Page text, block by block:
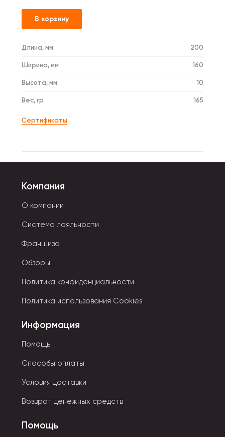
В корзину
Длина, мм 200
Ширина, мм 160
Высота, мм 10
Вес, гр 165
Сертификаты
Компания
О компании
Система лояльности
Франшиза
Обзоры
Политика конфиденциальности
Политика использования Cookies
Информация
Помощь
Способы оплаты
Условия доставки
Возврат денежных средств
Помощь